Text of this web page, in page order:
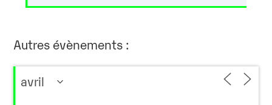
Autres évènements :